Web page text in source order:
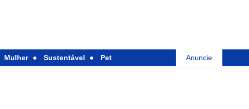
Mulher Sustentável Pet Anuncie